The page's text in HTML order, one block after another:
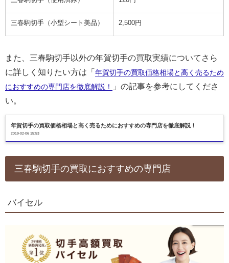
三春駒切手（小型シート美品） 2,500円
また、三春駒切手以外の年賀切手の買取実績についてさら
に詳しく知りたい方は「 年賀切手の買取価格相場と高く売るため
におすすめの専門店を徹底解説！
」の記事を参考にしてくださ
い。
年賀切手の買取価格相場と高く売るためにおすすめの専門店を徹底解説！
2019-02-06 15:53
三春駒切手の買取におすすめの専門店
バイセル